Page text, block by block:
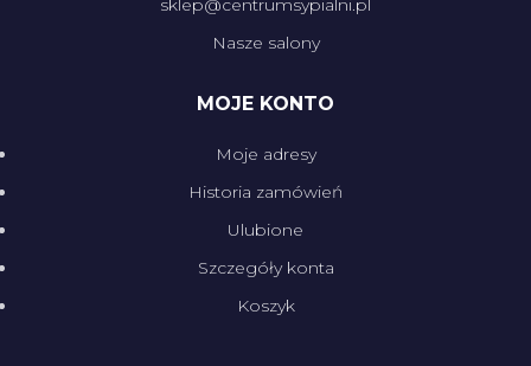
sklep@centrumsypialni.pl
Nasze salony
MOJE KONTO
Moje adresy
Historia zamówień
Ulubione
Szczegóły konta
Koszyk